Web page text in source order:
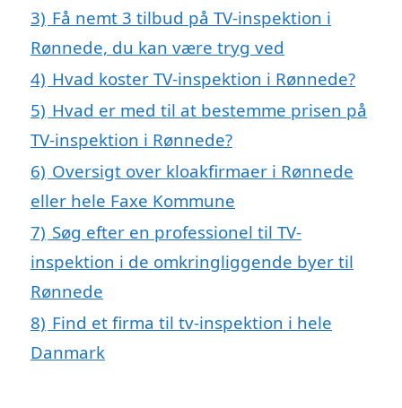
3) Få nemt 3 tilbud på TV-inspektion i
Rønnede, du kan være tryg ved
4) Hvad koster TV-inspektion i Rønnede?
5) Hvad er med til at bestemme prisen på
TV-inspektion i Rønnede?
6) Oversigt over kloakfirmaer i Rønnede
eller hele Faxe Kommune
7) Søg efter en professionel til TV-
inspektion i de omkringliggende byer til
Rønnede
8) Find et firma til tv-inspektion i hele
Danmark